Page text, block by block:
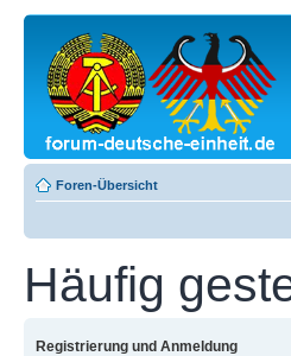
Foren-Übersicht
Häufig
Registrierung und Anmeldung